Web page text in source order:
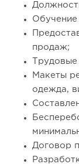
продаж;
Макеты
одежда,
Договор